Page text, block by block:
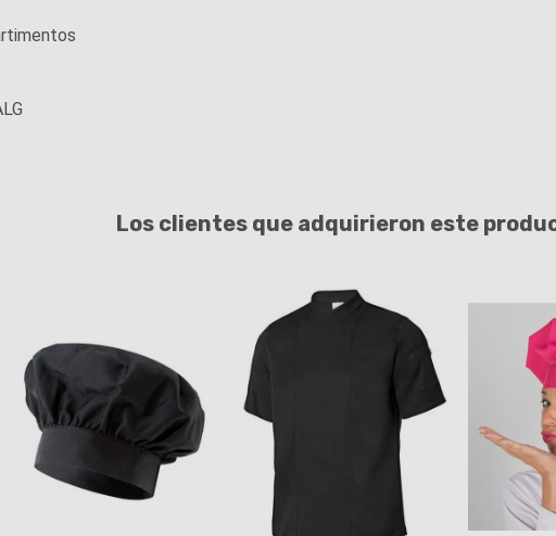
Los clientes que adquirieron este